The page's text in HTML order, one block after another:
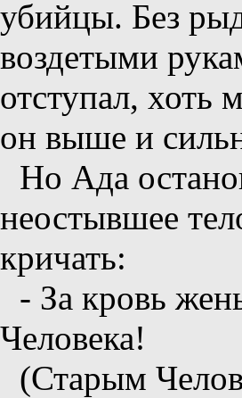
убийцы. Без
воздетыми
отступал, хоть
он выше и
Но Ада
неостывшее
кричать:
- За кровь
Человека!
(Старым